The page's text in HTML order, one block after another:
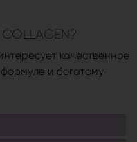
качественное
и богатому